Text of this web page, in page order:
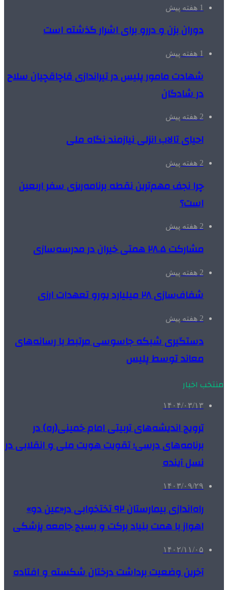
1 هفته پیش
دوران بزن و دررو برای اشرار گذشته است
1 هفته پیش
شهادت مامور پلیس در تیراندازی قاچاقچیان سلاح
در شادگان
2 هفته پیش
احیای تالاب انزلی نیازمند نگاه ملی
2 هفته پیش
چرا نجف مهم‌ترین نقطه برنامه‌ریزی سفر اربعین
است؟
2 هفته پیش
مشارکت ۲۸.۵ همتی خیران در مدرسه‌سازی
2 هفته پیش
شفاف‌سازی ۲۸ میلیارد یورو تعهدات ارزی
2 هفته پیش
دستگیری شبکه جاسوسی مرتبط با رسانه‌های
معاند توسط پلیس
منتخب اخبار
۱۴۰۴/۰۳/۱۳
ترویج اندیشه‌های تربیتی امام خمینی(ره) در
برنامه‌های درسی؛ تقویت هویت ملی و انقلابی در
نسل آینده
۱۴۰۳/۰۹/۲۹
راه‌اندازی بیمارستان ۹۲ تختخوابی در«عین دو»
اهواز با همت بنیاد برکت و بسیج جامعه پزشکی
۱۴۰۲/۱۱/۰۵
آخرین وضعیت برداشت درختان شکسته و افتاده